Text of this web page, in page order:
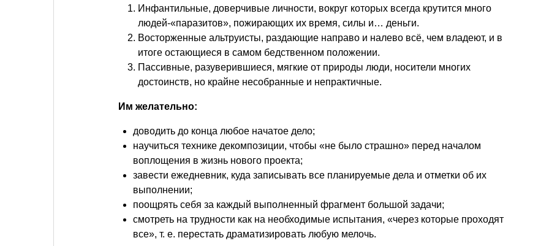
Инфантильные, доверчивые личности, вокруг которых всегда крутится много
людей-«паразитов», пожирающих их время, силы и… деньги.
Восторженные альтруисты, раздающие направо и налево всё, чем владеют, и в
итоге остающиеся в самом бедственном положении.
Пассивные, разуверившиеся, мягкие от природы люди, носители многих
достоинств, но крайне несобранные и непрактичные.
Им желательно:
доводить до конца любое начатое дело;
научиться технике декомпозиции, чтобы «не было страшно» перед началом
воплощения в жизнь нового проекта;
завести ежедневник, куда записывать все планируемые дела и отметки об их
выполнении;
поощрять себя за каждый выполненный фрагмент большой задачи;
смотреть на трудности как на необходимые испытания, «через которые проходят
все», т. е. перестать драматизировать любую мелочь.